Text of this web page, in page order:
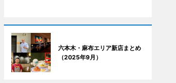
六本木・麻布エリア新店まとめ
（2025年9月）